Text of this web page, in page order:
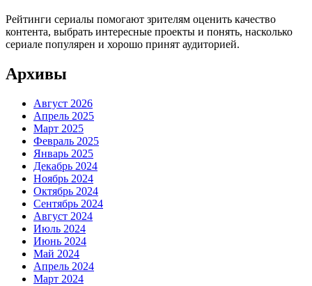
Рейтинги сериалы помогают зрителям оценить качество
контента, выбрать интересные проекты и понять, насколько
сериале популярен и хорошо принят аудиторией.
Архивы
Август 2026
Апрель 2025
Март 2025
Февраль 2025
Январь 2025
Декабрь 2024
Ноябрь 2024
Октябрь 2024
Сентябрь 2024
Август 2024
Июль 2024
Июнь 2024
Май 2024
Апрель 2024
Март 2024